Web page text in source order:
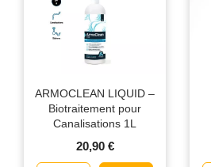
ARMOCLEAN LIQUID –
Biotraitement pour
Canalisations 1L
20,90 €